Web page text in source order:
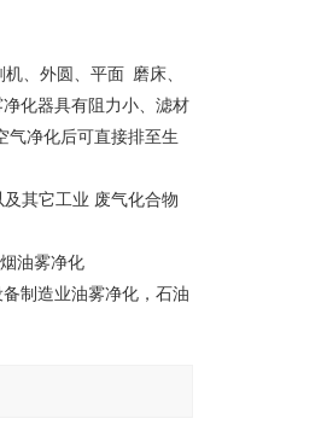
、外圆、平面 磨床、
化器具有阻力小、滤材
气净化后可直接排至生
其它工业 废气化合物
油雾净化
制造业油雾净化，石油